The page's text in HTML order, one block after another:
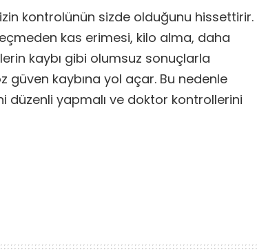
kontrolünün sizde olduğunu hissettirir.
kas erimesi, kilo alma, daha
kaybı gibi olumsuz sonuçlarla
güven kaybına yol açar. Bu nedenle
düzenli yapmalı ve doktor kontrollerini